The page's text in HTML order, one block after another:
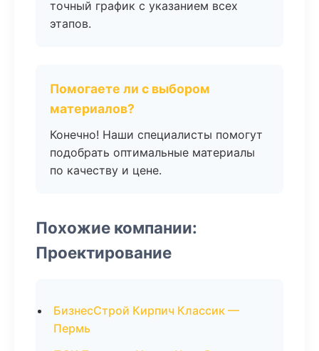
точный график с указанием всех
этапов.
Помогаете ли с выбором
материалов?
Конечно! Наши специалисты помогут
подобрать оптимальные материалы
по качеству и цене.
Похожие компании:
Проектирование
БизнесСтрой Кирпич Классик —
Пермь